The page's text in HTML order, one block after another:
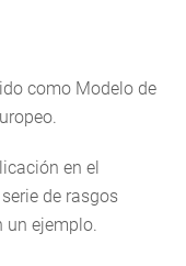
como Modelo de
en el
de rasgos
un ejemplo.